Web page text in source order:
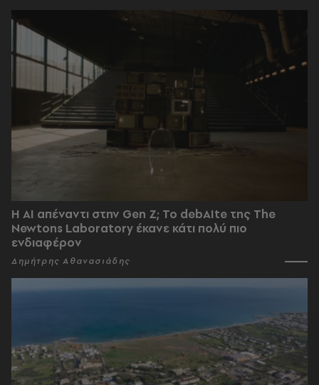
Η AI απέναντι στην Gen Z; Το debAIte της The
Newtons Laboratory έκανε κάτι πολύ πιο
ενδιαφέρον
Δημήτρης Αθανασιάδης